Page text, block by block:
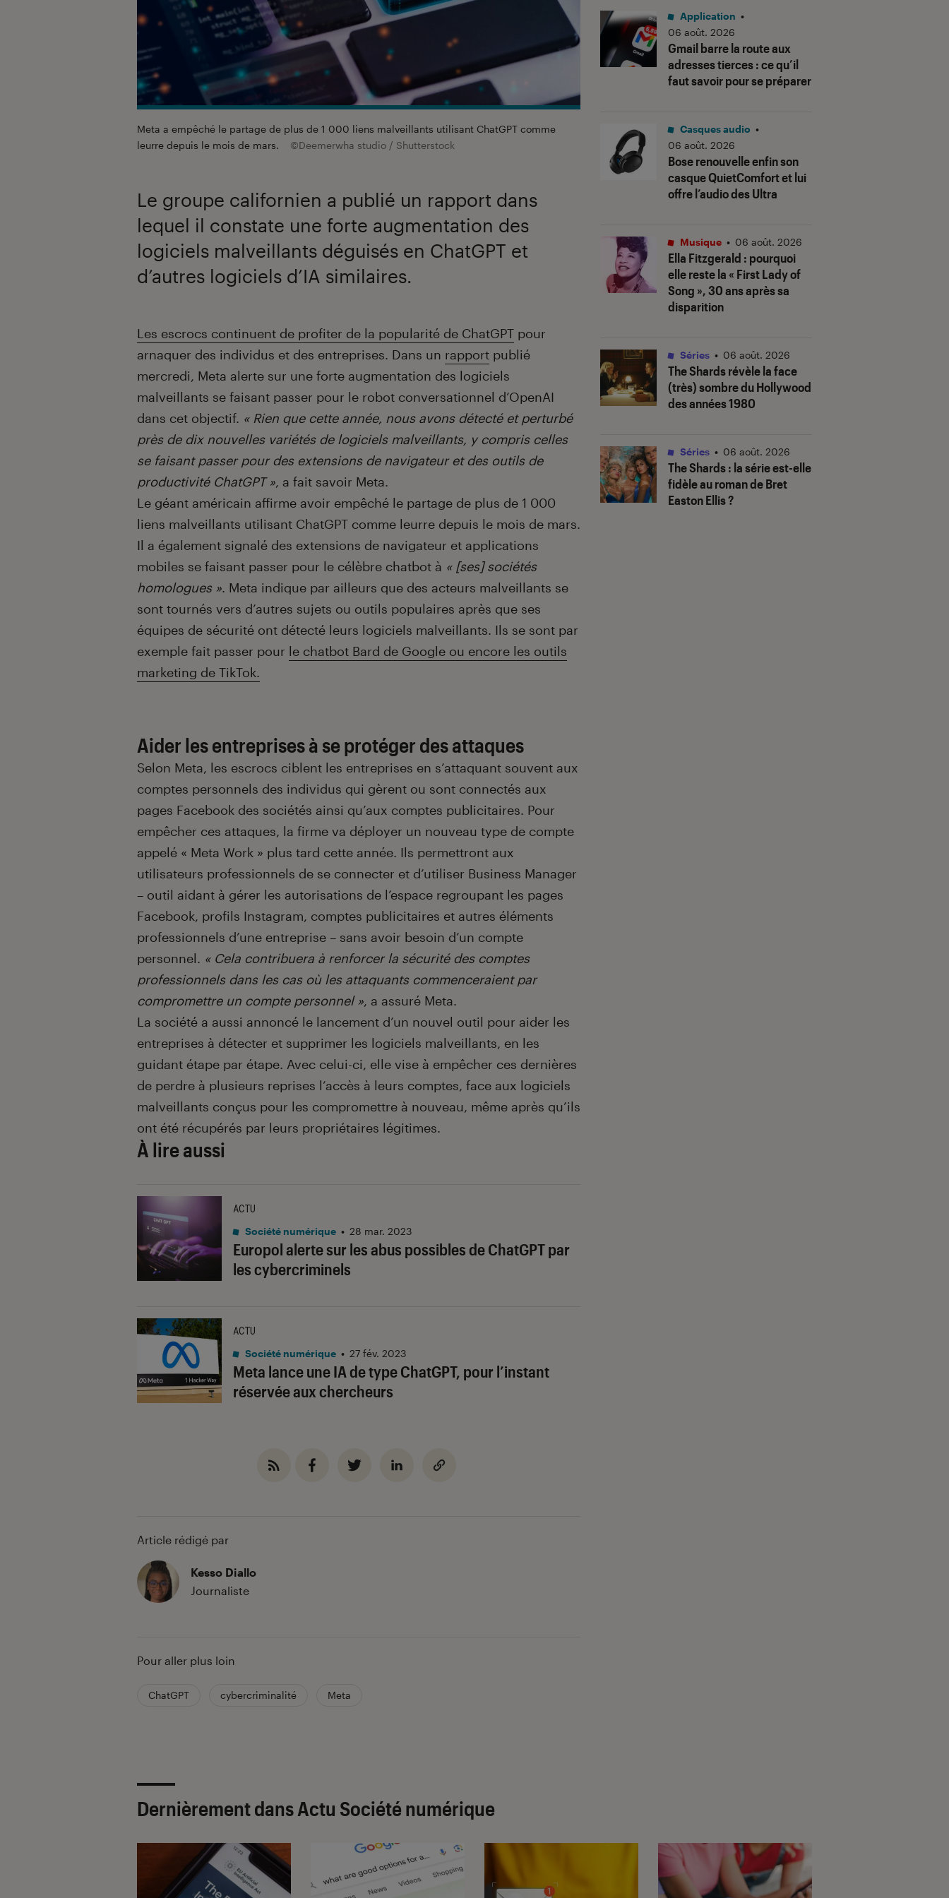
Meta a empêché le partage de plus de 1 000 liens malveillants utilisant ChatGPT comme
leurre depuis le mois de mars.
©Deemerwha studio / Shutterstock
Le groupe californien a publié un rapport dans
lequel il constate une forte augmentation des
logiciels malveillants déguisés en ChatGPT et
d’autres logiciels d’IA similaires.
Introduction
Les escrocs continuent de profiter de la popularité de ChatGPT pour
arnaquer des individus et des entreprises. Dans un rapport publié
mercredi, Meta alerte sur une forte augmentation des logiciels
malveillants se faisant passer pour le robot conversationnel d’OpenAI
dans cet objectif. « Rien que cette année, nous avons détecté et perturbé
près de dix nouvelles variétés de logiciels malveillants, y compris celles
se faisant passer pour des extensions de navigateur et des outils de
productivité ChatGPT », a fait savoir Meta.
Le géant américain affirme avoir empêché le partage de plus de 1 000
liens malveillants utilisant ChatGPT comme leurre depuis le mois de mars.
Il a également signalé des extensions de navigateur et applications
mobiles se faisant passer pour le célèbre chatbot à « [ses] sociétés
homologues ». Meta indique par ailleurs que des acteurs malveillants se
sont tournés vers d’autres sujets ou outils populaires après que ses
équipes de sécurité ont détecté leurs logiciels malveillants. Ils se sont par
exemple fait passer pour le chatbot Bard de Google ou encore les outils
marketing de TikTok.
Aider les entreprises à se protéger des attaques
Selon Meta, les escrocs ciblent les entreprises en s’attaquant souvent aux
comptes personnels des individus qui gèrent ou sont connectés aux
pages Facebook des sociétés ainsi qu’aux comptes publicitaires. Pour
empêcher ces attaques, la firme va déployer un nouveau type de compte
appelé « Meta Work » plus tard cette année. Ils permettront aux
utilisateurs professionnels de se connecter et d’utiliser Business Manager
– outil aidant à gérer les autorisations de l’espace regroupant les pages
Facebook, profils Instagram, comptes publicitaires et autres éléments
professionnels d’une entreprise – sans avoir besoin d’un compte
personnel. « Cela contribuera à renforcer la sécurité des comptes
professionnels dans les cas où les attaquants commenceraient par
compromettre un compte personnel », a assuré Meta.
La société a aussi annoncé le lancement d’un nouvel outil pour aider les
entreprises à détecter et supprimer les logiciels malveillants, en les
guidant étape par étape. Avec celui-ci, elle vise à empêcher ces dernières
de perdre à plusieurs reprises l’accès à leurs comptes, face aux logiciels
malveillants conçus pour les compromettre à nouveau, même après qu’ils
ont été récupérés par leurs propriétaires légitimes.
À lire aussi
Europol alerte sur les abus possibles de ChatGPT par
les cybercriminels
ACTU
Société numérique • 28 mar. 2023
Meta lance une IA de type ChatGPT, pour l’instant
réservée aux chercheurs
ACTU
Société numérique • 27 fév. 2023
Article rédigé par
Kesso Diallo
Journaliste
Pour aller plus loin
ChatGPT cybercriminalité Meta
Gmail barre la route aux
adresses tierces : ce qu’il
faut savoir pour se préparer
Application •
06 août. 2026
Bose renouvelle enfin son
casque QuietComfort et lui
offre l’audio des Ultra
Casques audio •
06 août. 2026
Ella Fitzgerald : pourquoi
elle reste la « First Lady of
Song », 30 ans après sa
disparition
Musique • 06 août. 2026
The Shardsrévèle la face
(très) sombre du Hollywood
des années 1980
Séries • 06 août. 2026
The Shards: la série est-elle
fidèle au roman de Bret
Easton Ellis ?
Séries • 06 août. 2026
Dernièrement dans Actu Société numérique